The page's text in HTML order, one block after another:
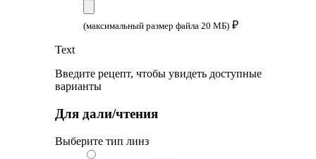
(максимальный размер файла 20 МБ) ₽
Text
Введите рецепт, чтобы увидеть доступные
варианты
Для дали/чтения
Выберите тип линз